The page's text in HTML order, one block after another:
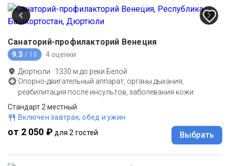
Санаторий-профилакторий Венеция
9.3 / 10 4 оценки
Дюртюли · 1330 м до реки Белой
Опорно-двигательный аппарат, органы дыхания,
реабилитация после инсультов, заболевания кожи
Стандарт 2 местный
Включен завтрак, обед и ужин
от 2 050 ₽ для 2 гостей Выбрать